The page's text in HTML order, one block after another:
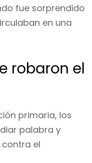
fue sorprendido
en una
robaron el
primaria, los
palabra y
el